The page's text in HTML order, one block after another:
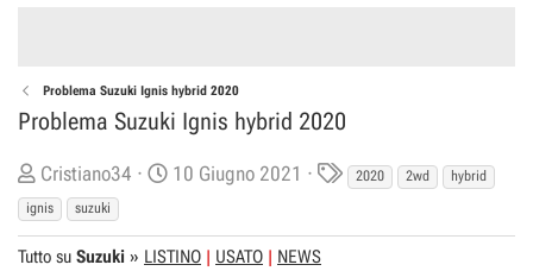
Problema Suzuki Ignis hybrid 2020
Problema Suzuki Ignis hybrid 2020
C
r
e
a
Cristiano34
D
t
a
10 Giugno 2021
T
g
2020 2wd
hybrid
ignis
suzuki
Tutto su Suzuki » LISTINO USATO NEWS